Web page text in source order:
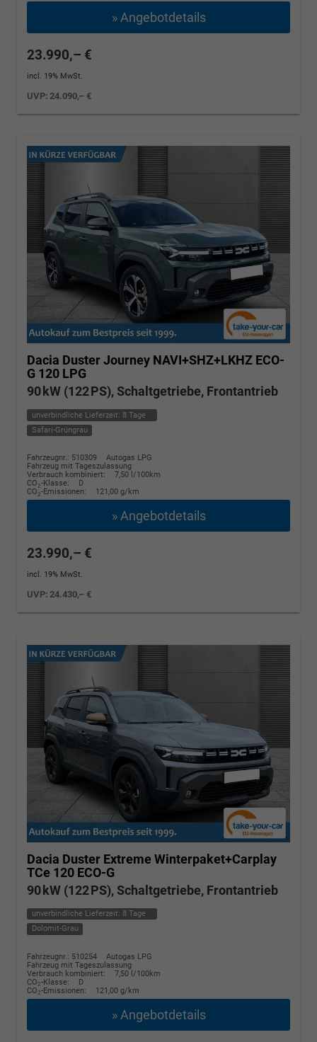
» Angebotdetails
23.990,– €
incl. 19% MwSt.
UVP:24.090,– €
Dacia DusterJourney NAVI+SHZ+LKHZ ECO-
G 120 LPG
90 kW (122 PS), Schaltgetriebe, Frontantrieb
unverbindliche Lieferzeit: 8 Tage
Safari-Grüngrau
Fahrzeugnr.: 510309
Autogas LPG
Fahrzeug mit Tageszulassung
Verbrauch kombiniert:
7,50 l/100km
CO2-Klasse:
D
CO2-Emissionen: 121,00 g/km
» Angebotdetails
23.990,– €
incl. 19% MwSt.
UVP:24.430,– €
Dacia Duster Extreme Winterpaket+Carplay
TCe 120 ECO-G
90 kW (122 PS), Schaltgetriebe, Frontantrieb
unverbindliche Lieferzeit: 8 Tage
Dolomit-Grau
Fahrzeugnr.: 510254
Autogas LPG
Fahrzeug mit Tageszulassung
Verbrauch kombiniert:
7,50 l/100km
CO2-Klasse:
D
CO2-Emissionen: 121,00 g/km
» Angebotdetails